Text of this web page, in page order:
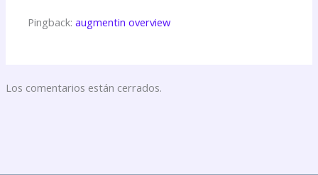
Pingback:augmentin overview
Los comentarios están cerrados.